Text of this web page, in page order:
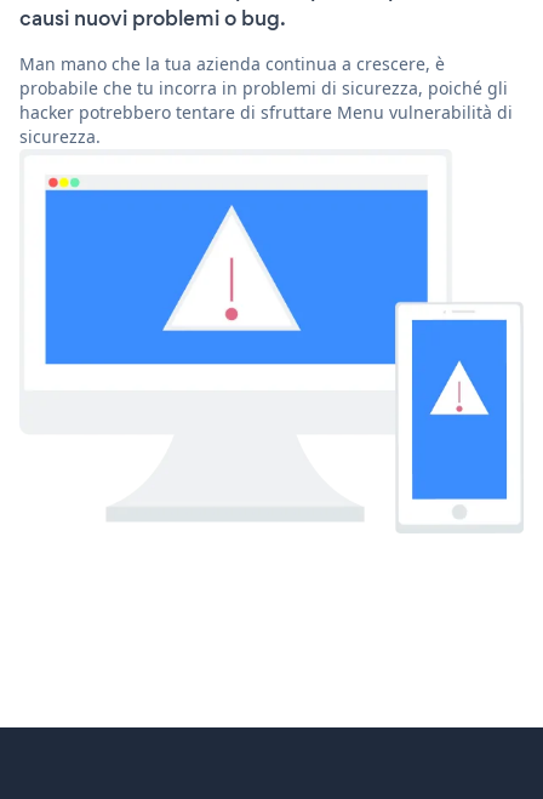
causi nuovi problemi o bug.
Man mano che la tua azienda continua a crescere, è
probabile che tu incorra in problemi di sicurezza, poiché gli
hacker potrebbero tentare di sfruttare Menu vulnerabilità di
sicurezza.